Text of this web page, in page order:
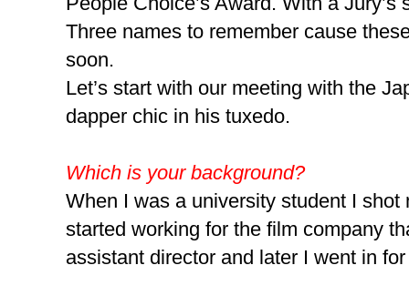
Three names to remember cause
soon.
Let’s start with our meeting with the
dapper chic in his tuxedo.
Which is your background?
When I was a university student I
started working for the film company
assistant director and later I went in